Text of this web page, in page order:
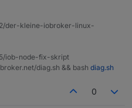
der-kleine-iobroker-linux-
iob-node-fix-skript
diag.sh && bash diag.sh
0